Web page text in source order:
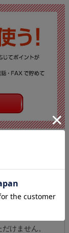
員IDでのみ使
けません。